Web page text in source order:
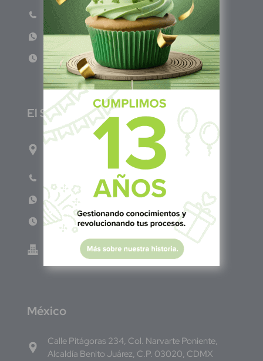
Teléfono: (601) 522 3869
WhatsApp: +57 317 4651554
Lun - Vie 8:00am - 5:00pm
El Salvador
1ro Cll Pte, y 61 Av Nte, #3206, Local 9, San
Teléfono: +503 6986 1402
WhatsApp: +503 7687 3923
Lun - Vie 8:00am - 5:00pm
Green Know S.A de C.V - El Salvador 0614-
220118-102-0
México
Calle Pitágoras 234, Col. Narvarte Poniente,
Alcaldía Benito Juárez, C.P. 03020, CDMX